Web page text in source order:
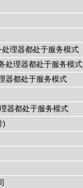
理器都处于服务模式
处理器都处于服务模式
器都处于服务模式
器都处于服务模式
)